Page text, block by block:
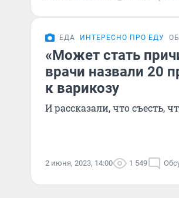
ЕДА ИНТЕРЕСНО ПРО ЕДУ
«Может стать
врачи назвали 20
к варикозу
И рассказали, что съесть,
2 июня, 2023, 14:00 1 549